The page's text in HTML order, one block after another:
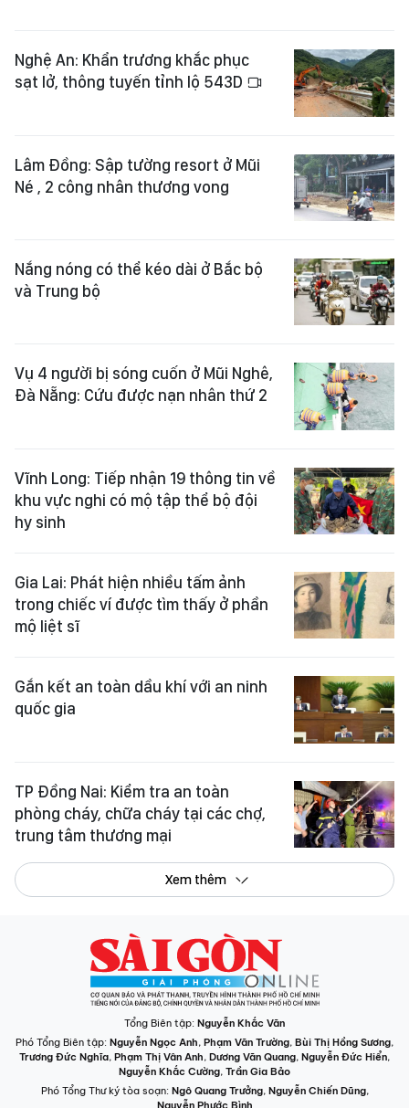
Nghệ An: Khẩn trương khắc phục
sạt lở, thông tuyến tỉnh lộ 543D
Lâm Đồng: Sập tường resort ở Mũi
Né , 2 công nhân thương vong
Nắng nóng có thể kéo dài ở Bắc bộ
và Trung bộ
Vụ 4 người bị sóng cuốn ở Mũi Nghê,
Đà Nẵng: Cứu được nạn nhân thứ 2
Vĩnh Long: Tiếp nhận 19 thông tin về
khu vực nghi có mộ tập thể bộ đội
hy sinh
Gia Lai: Phát hiện nhiều tấm ảnh
trong chiếc ví được tìm thấy ở phần
mộ liệt sĩ
Gắn kết an toàn dầu khí với an ninh
quốc gia
TP Đồng Nai: Kiểm tra an toàn
phòng cháy, chữa cháy tại các chợ,
trung tâm thương mại
Xem thêm
Tổng Biên tập: Nguyễn Khắc Văn
Phó Tổng Biên tập: Nguyễn Ngọc Anh, Phạm Văn Trường, Bùi Thị Hồng Sương,
Trương Đức Nghĩa, Phạm Thị Vân Anh, Dương Văn Quang, Nguyễn Đức Hiển,
Nguyễn Khắc Cường, Trần Gia Bảo
Phó Tổng Thư ký tòa soạn: Ngô Quang Trưởng, Nguyễn Chiến Dũng,
Nguyễn Phước Bình